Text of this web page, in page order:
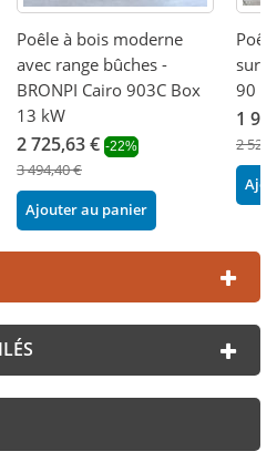
Poêle à bois moderne
avec range bûches -
BRONPI Cairo 903C Box
13 kW
2 725,63 € -22%
3 494,40 €
Ajouter au panier
sur
90
1
2